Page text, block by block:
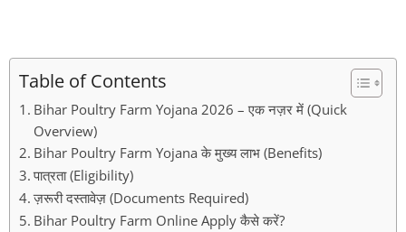
Table of Contents
Bihar Poultry Farm Yojana 2026 – एक नज़र में (Quick
Overview)
Bihar Poultry Farm Yojana के मुख्य लाभ (Benefits)
पात्रता (Eligibility)
ज़रूरी दस्तावेज़ (Documents Required)
Bihar Poultry Farm Online Apply कैसे करें?